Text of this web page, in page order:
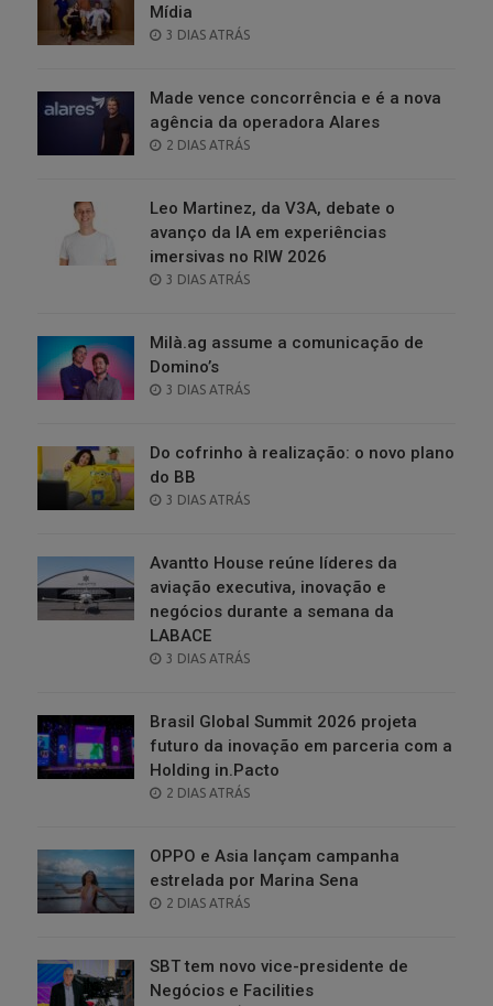
Mídia
POSTED
3 DIAS ATRÁS
Made vence concorrência e é a nova
agência da operadora Alares
POSTED
2 DIAS ATRÁS
Leo Martinez, da V3A, debate o
avanço da IA em experiências
imersivas no RIW 2026
POSTED
3 DIAS ATRÁS
Milà.ag assume a comunicação de
Domino’s
POSTED
3 DIAS ATRÁS
Do cofrinho à realização: o novo plano
do BB
POSTED
3 DIAS ATRÁS
Avantto House reúne líderes da
aviação executiva, inovação e
negócios durante a semana da
LABACE
POSTED
3 DIAS ATRÁS
Brasil Global Summit 2026 projeta
futuro da inovação em parceria com a
Holding in.Pacto
POSTED
2 DIAS ATRÁS
OPPO e Asia lançam campanha
estrelada por Marina Sena
POSTED
2 DIAS ATRÁS
SBT tem novo vice-presidente de
Negócios e Facilities